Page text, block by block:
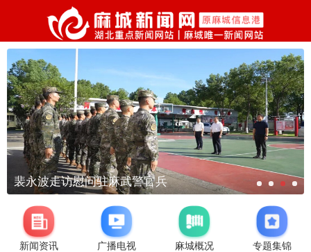
裴永波走访慰问驻麻武警官兵
新闻资讯 广播电视 麻城概况 专题集锦